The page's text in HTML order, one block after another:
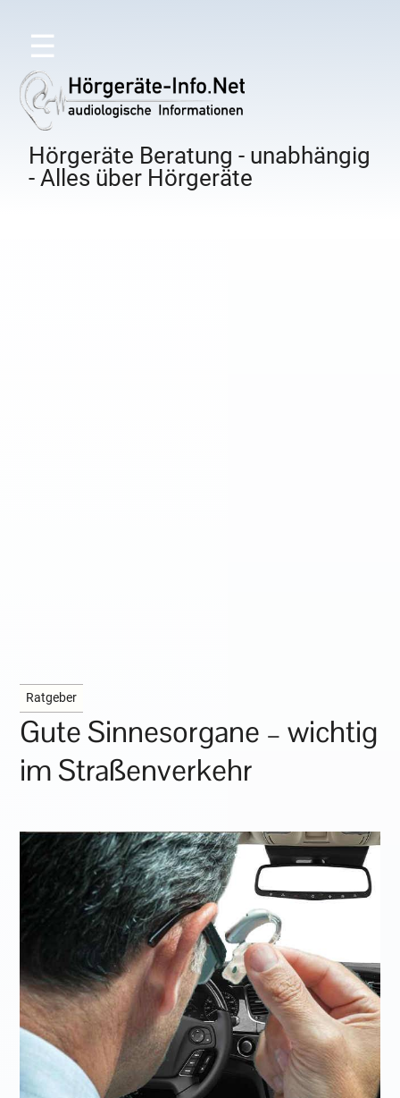
☰
Hörgeräte Beratung - unabhängig
- Alles über Hörgeräte
Ratgeber
Gute Sinnesorgane – wichtig
im Straßenverkehr